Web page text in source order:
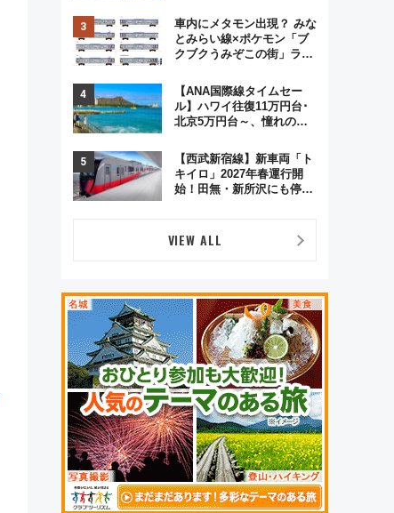
ジュアルパーティープラン
車内にメタモン出現？ みな
とみらい線×ポケモン「ブ
クブクうみぞこの街」ラッ
この夏は直通列車で横浜
へ！
【ANA国際線タイムセー
ル】ハワイ往復11万円台･
北京5万円台～、憧れのビ
GW旅行まで狙える激アツ
路線まとめ（8/10まで）
【西武新宿線】新車両「ト
キイロ」2027年春運行開
始！田無・新所沢にも停
VIEW ALL